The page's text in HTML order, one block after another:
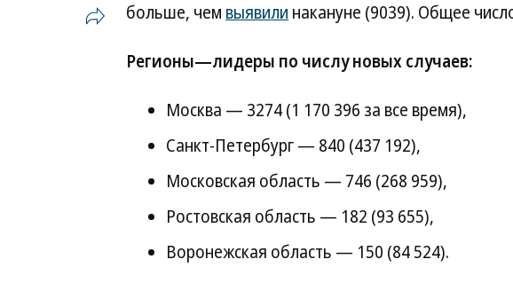
больше, чем выявили накануне (9039). Общее
Регионы—лидеры по числу новых случаев:
Москва — 3274 (1 170 396 за все время),
Санкт-Петербург — 840 (437 192),
Московская область — 746 (268 959),
Ростовская область — 182 (93 655),
Воронежская область — 150 (84 524).